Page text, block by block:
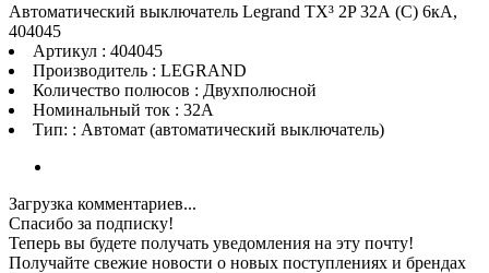
Автоматический выключатель Legrand TX³ 2P 32А (C) 6кА,
404045
Артикул : 404045
Производитель : LEGRAND
Количество полюсов : Двухполюсной
Номинальный ток : 32A
Тип: : Автомат (автоматический выключатель)
Загрузка комментариев...
Спасибо за подписку!
Теперь вы будете получать уведомления на эту почту!
Получайте свежие новости о новых поступлениях и брендах